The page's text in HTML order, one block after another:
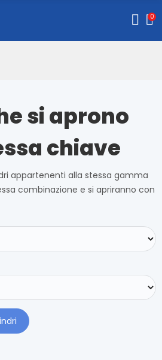
0
si aprono
chiave
appartenenti alla stessa gamma
combinazione e si apriranno con